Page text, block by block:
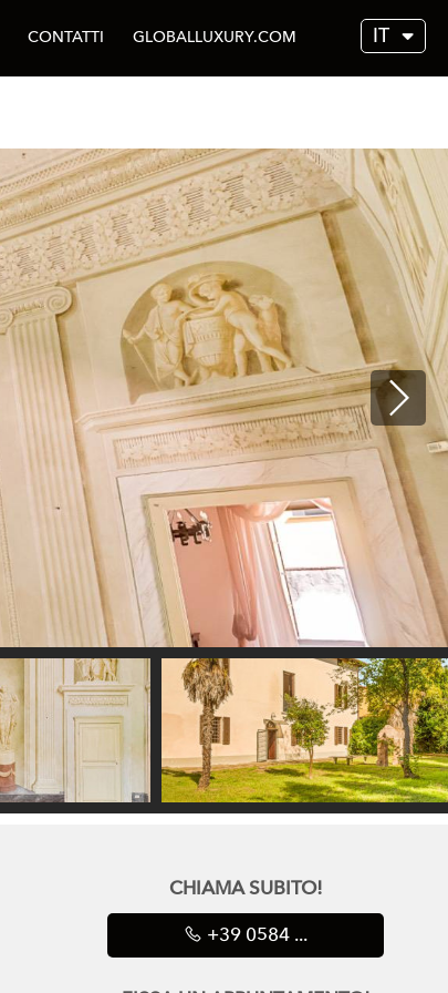
IT
CONTATTI GLOBALLUXURY.COM
CHIAMA SUBITO!
+39 0584 ...